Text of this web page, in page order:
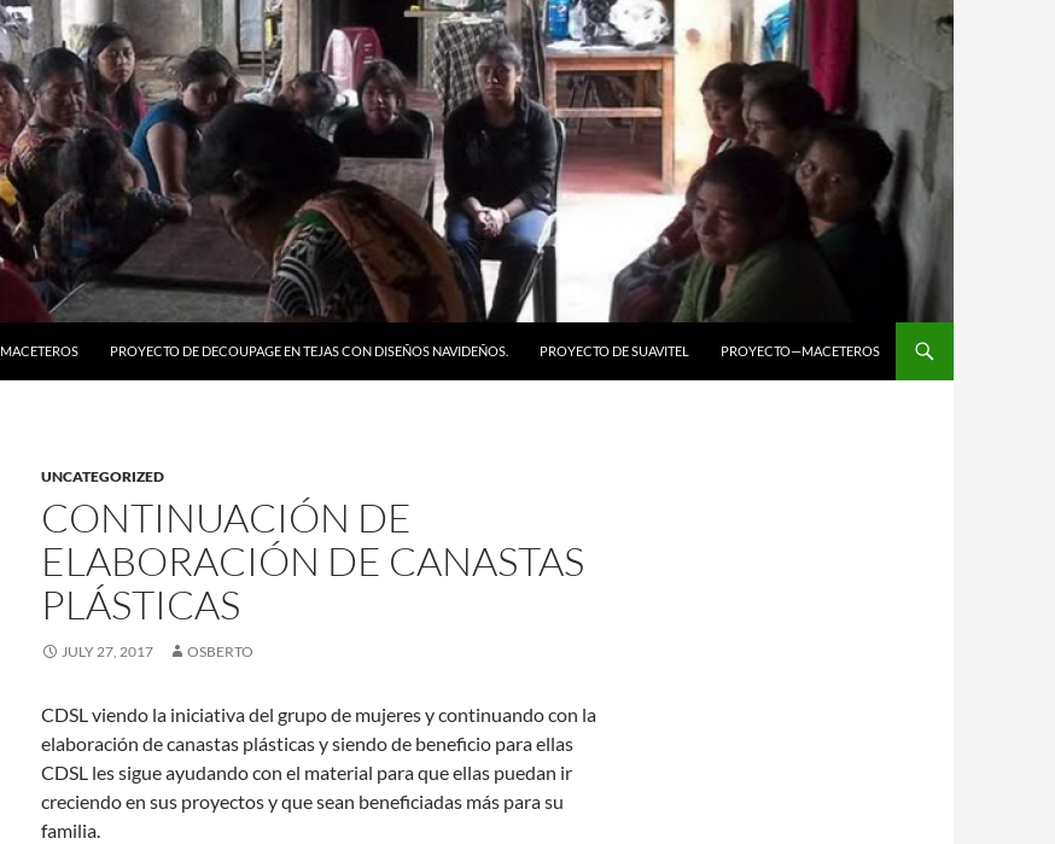
MACETEROS PROYECTO DE DECOUPAGE EN TEJAS CON DISEÑOS NAVIDEÑOS. PROYECTO DE SUAVITEL PROYECTO—MACETEROS
UNCATEGORIZED
CONTINUACIÓN DE
ELABORACIÓN DE CANASTAS
PLÁSTICAS
JULY 27, 2017 OSBERTO
CDSL viendo la iniciativa del grupo de mujeres y continuando con la
elaboración de canastas plásticas y siendo de beneficio para ellas
CDSL les sigue ayudando con el material para que ellas puedan ir
creciendo en sus proyectos y que sean beneficiadas más para su
familia.